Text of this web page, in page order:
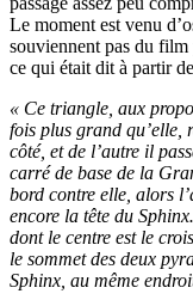
Le moment est venu
souviennent pas du
ce qui était dit à partir de
« Ce triangle, aux
fois plus grand qu’elle,
côté, et de l’autre il
carré de base de la
bord contre elle, alors
encore la tête du
dont le centre est le
le sommet des deux
Sphinx, au même